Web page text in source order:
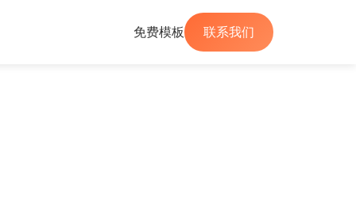
免费模板 联系我们